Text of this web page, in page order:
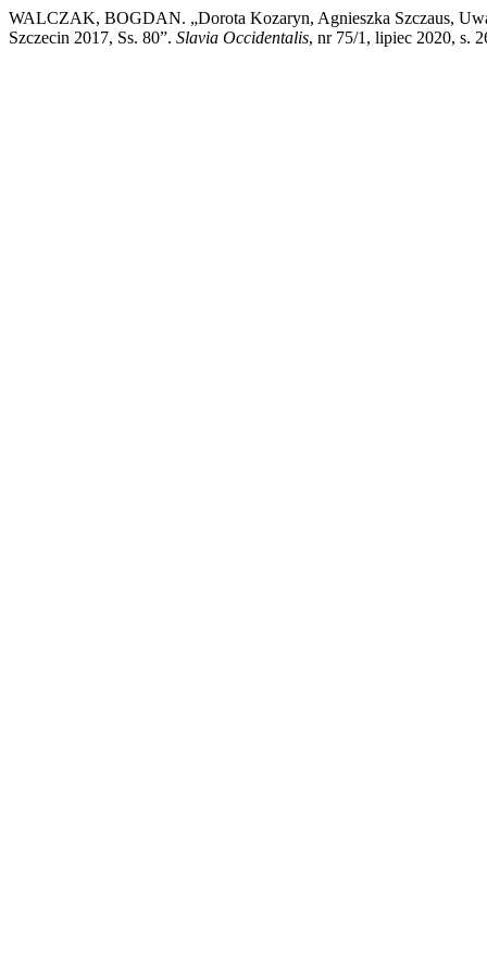
WALCZAK, BOGDAN. „Dorota Kozaryn, Agnieszka Szczaus,
Szczecin 2017, Ss. 80”. Slavia Occidentalis, nr 75/1, lipiec 2020, s.